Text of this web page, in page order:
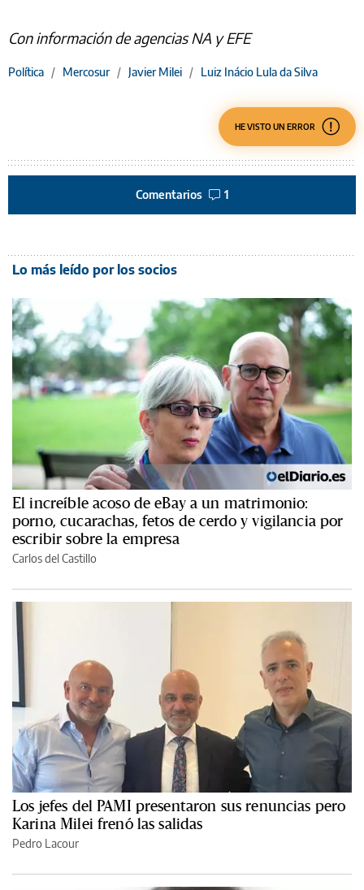
Con información de agencias NA y EFE
Política / Mercosur / Javier Milei / Luiz Inácio Lula da Silva
HE VISTO UN ERROR
Comentarios 1
Lo más leído por los socios
El increíble acoso de eBay a un matrimonio:
porno, cucarachas, fetos de cerdo y vigilancia por
escribir sobre la empresa
Carlos del Castillo
Los jefes del PAMI presentaron sus renuncias pero
Karina Milei frenó las salidas
Pedro Lacour